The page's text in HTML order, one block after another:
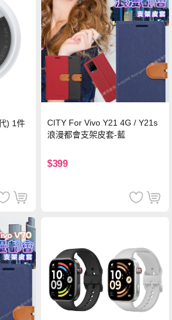
) 1件
CITY For Vivo Y21 4G / Y21s
浪漫都會支架皮套-藍
$399